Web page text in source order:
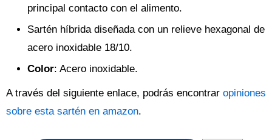
principal contacto con el alimento.
Sartén híbrida diseñada con un relieve hexagonal de
acero inoxidable 18/10.
Color: Acero inoxidable.
A través del siguiente enlace, podrás encontrar opiniones
sobre esta sartén en amazon.